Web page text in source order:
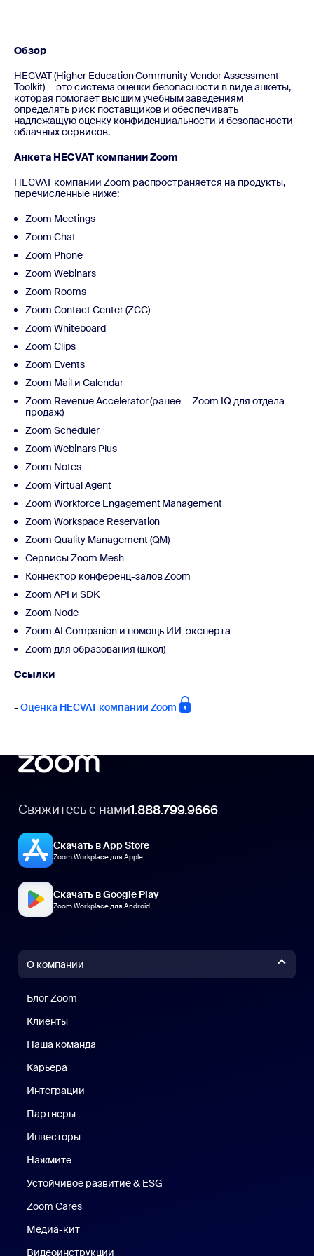
Обзор
HECVAT (Higher Education Community Vendor Assessment
Toolkit) — это система оценки безопасности в виде анкеты,
которая помогает высшим учебным заведениям
определять риск поставщиков и обеспечивать
надлежащую оценку конфиденциальности и безопасности
облачных сервисов.
Анкета HECVAT компании Zoom
HECVAT компании Zoom распространяется на продукты,
перечисленные ниже:
Zoom Meetings
Zoom Chat
Zoom Phone
Zoom Webinars
Zoom Rooms
Zoom Contact Center (ZCC)
Zoom Whiteboard
Zoom Clips
Zoom Events
Zoom Mail и Calendar
Zoom Revenue Accelerator (ранее — Zoom IQ для отдела
продаж)
Zoom Scheduler
Zoom Webinars Plus
Zoom Notes
Zoom Virtual Agent
Zoom Workforce Engagement Management
Zoom Workspace Reservation
Zoom Quality Management (QM)
Сервисы Zoom Mesh
Коннектор конференц-залов Zoom
Zoom API и SDK
Zoom Node
Zoom AI Companion и помощь ИИ-эксперта
Zoom для образования (школ)
Ссылки
- Оценка HECVAT компании Zoom
Свяжитесь с нами1.888.799.9666
Скачать в App Store
Zoom Workplace для Apple
Скачать в Google Play
Zoom Workplace для Android
О компании
Блог Zoom
Клиенты
Наша команда
Карьера
Интеграции
Партнеры
Инвесторы
Нажмите
Устойчивое развитие & ESG
Zoom Cares
Медиа-кит
Видеоинструкции